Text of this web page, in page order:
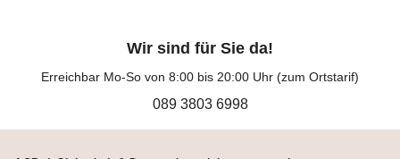
Wir sind für Sie da!
Erreichbar Mo-So von 8:00 bis 20:00 Uhr (zum Ortstarif)
089 3803 6998